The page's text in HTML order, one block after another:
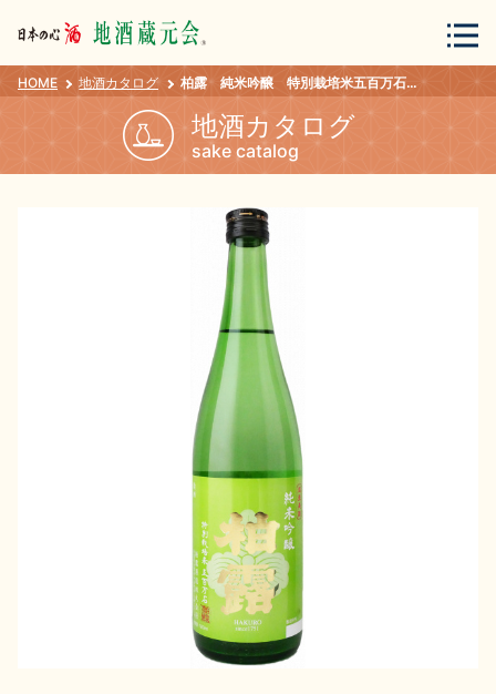
会員登録 ログイン
地酒カタログ
地酒解体新書
お楽しみコンテンツ
HOME 地酒カタログ 柏露 純米吟醸 特別栽培米五百万石720ml
地酒カタログ
sake catalog